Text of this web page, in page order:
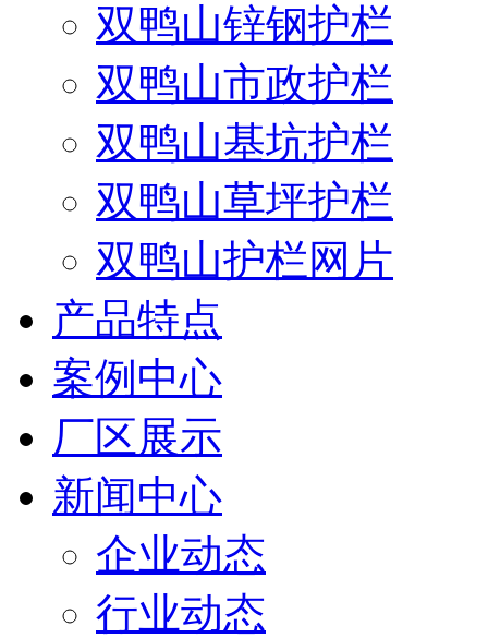
双鸭山锌钢护栏
双鸭山市政护栏
双鸭山基坑护栏
双鸭山草坪护栏
双鸭山护栏网片
产品特点
案例中心
厂区展示
新闻中心
企业动态
行业动态